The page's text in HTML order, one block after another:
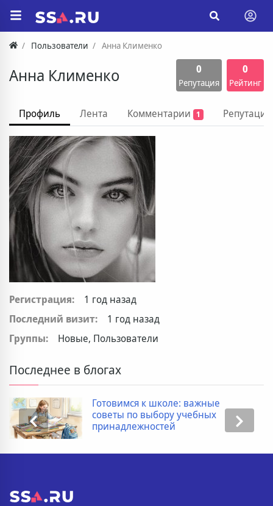
Пользователи Анна Клименко
Анна Клименко 0
Репутация
0
Рейтинг
Профиль Лента Комментарии 1 Репутация
Регистрация:
1 год назад
Последний визит:
1 год назад
Группы:
Новые, Пользователи
Последнее в блогах
Готовимся к школе: важные
советы по выбору учебных
принадлежностей